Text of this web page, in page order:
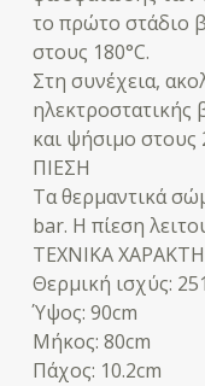
το πρώτο στάδιο
στους 180°C.
Στη συνέχεια,
και ψήσιμο στους
ΠΙΕΣΗ
Τα θερμαντικά
bar. Η πίεση
ΤΕΧΝΙΚΑ
Θερμική ισχύς:
Ύψος: 90cm
Μήκος: 80cm
Πάχος: 10.2cm